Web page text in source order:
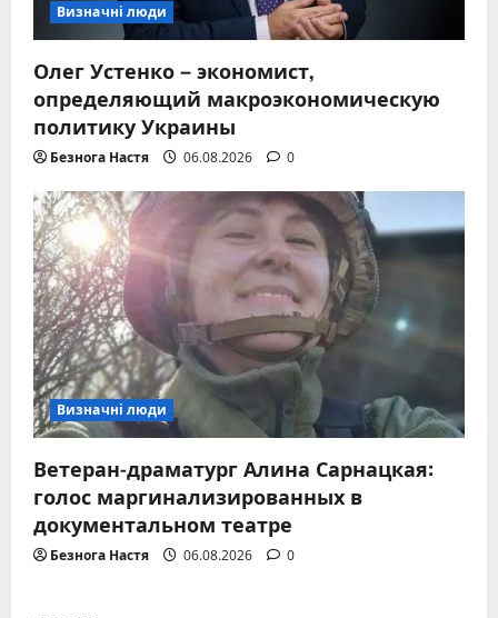
Визначні люди
Олег Устенко – экономист,
определяющий макроэкономическую
политику Украины
Безнога Настя 06.08.2026 0
Визначні люди
Ветеран-драматург Алина Сарнацкая:
голос маргинализированных в
документальном театре
Безнога Настя 06.08.2026 0